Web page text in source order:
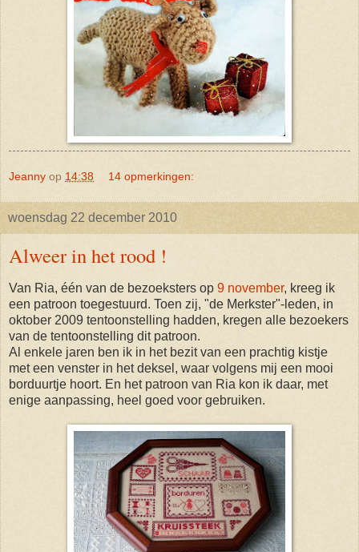
Jeanny op 14:38 14 opmerkingen:
woensdag 22 december 2010
Alweer in het rood !
Van Ria, één van de bezoeksters op 9 november, kreeg ik
een patroon toegestuurd. Toen zij, "de Merkster"-leden, in
oktober 2009 tentoonstelling hadden, kregen alle bezoekers
van de tentoonstelling dit patroon.
Al enkele jaren ben ik in het bezit van een prachtig kistje
met een venster in het deksel, waar volgens mij een mooi
borduurtje hoort. En het patroon van Ria kon ik daar, met
enige aanpassing, heel goed voor gebruiken.